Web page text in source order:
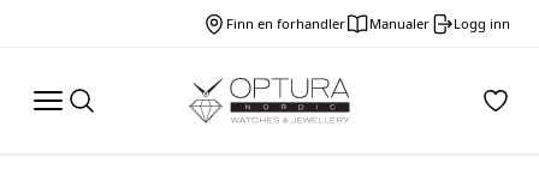
Finn en forhandler Manualer Logg inn